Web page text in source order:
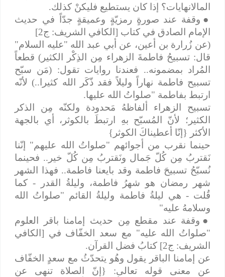
المالانهايات؟ إذا كان يستطيع فليكنْ كذلك.
●وقفة عند صورةٍ رمزيّةٍ وعميقةٍ جدّاً في حديث
الإمام الصادق في كتاب [الكافي الشريف: ج2]
(عن زُرارة بن أعين، عن أبي عبد الله "عليه السلام"
قال: تسبيحُ فاطمةَ الزهراء مِن الذِكْر الكثير) قطعاً
المُراد بمضمونه.. فعندنا روايات تقول: (مَن سبّح
تسبيح فاطمة نهاراً وليلاً فقد ذّكَر الله كثيرا..) لأنّه
ارتبط بفاطمة "صلواتُ الله عليها.
تسبيح الزهراء ألفاظهُ مَحدودة ولكنّه مِن الذكر
الكثير؛ لأنّ المُسبّح بهِ ارتبطَ بالكوثر، أي بالجهة
الأكثر {إنّا أعطيناكَ الكوثر}
حينما نقرب من أجوائهم "صلواتُ الله عليهم" إنّنا
نَقتربُ مِن كُلّ جَمال ونَقتربُ مِن كُلّ خير.. فحينما
نُسبّحُ تسبيحَ فاطمة وقد بايعنا فاطمة.. فهذا الشهر
شهر رمضان هو شهرُ فاطمة، وليلةُ القدر - كما
قُلت - هي ليلةُ فاطمة وليلةُ القائم "صلواتُ الله
وسلامهُ عليه"
●وقفة عند مقطع مِن حديث إمامنا باقر العلوم
"صلواتُ الله عليه" مع سعد الخفّاف في [الكافي
الشريف: ج2] كتابُ فضل القرآن.
عن إمامنا الباقر يقول وهُو يتحدّثُ مع سعدٍ الخفّاف
عن معنى قوله تعالى: {إنّ الصلاة تنهى عن